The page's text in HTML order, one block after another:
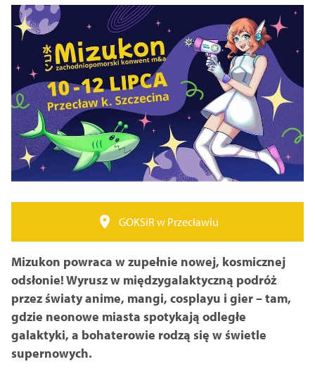
GOKSiR w Przecławiu
Mizukon powraca w zupełnie nowej, kosmicznej
odsłonie! Wyrusz w międzygalaktyczną podróż
przez światy anime, mangi, cosplayu i gier – tam,
gdzie neonowe miasta spotykają odległe
galaktyki, a bohaterowie rodzą się w świetle
supernowych.